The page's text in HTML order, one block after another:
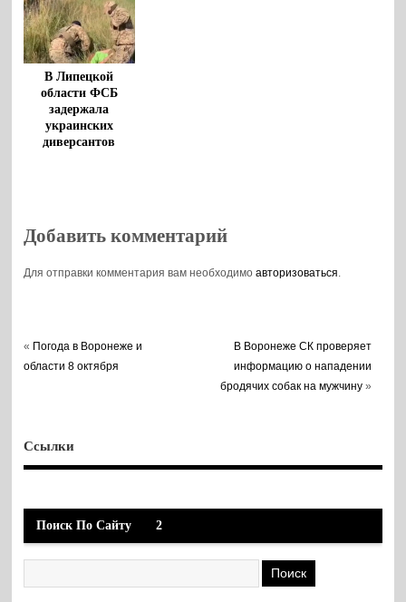
В Липецкой
области ФСБ
задержала
украинских
диверсантов
Добавить комментарий
Для отправки комментария вам необходимоавторизоваться.
« Погода в Воронеже и
области 8 октября
В Воронеже СК проверяет
информацию о нападении
бродячих собак на мужчину »
Ссылки
Поиск По Сайту 2